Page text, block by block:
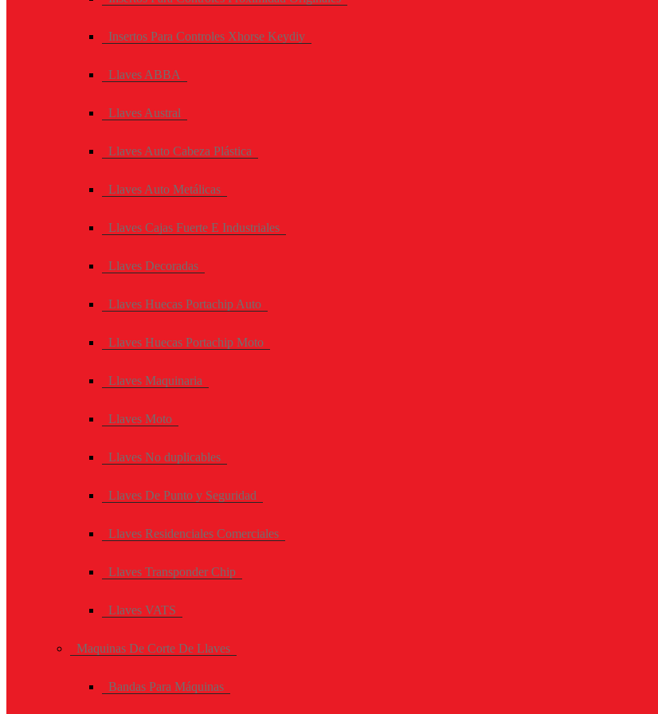
Insertos Para Controles Xhorse Keydiy
Llaves ABBA
Llaves Austral
Llaves Auto Cabeza Plástica
Llaves Auto Metálicas
Llaves Cajas Fuerte E Industriales
Llaves Decoradas
Llaves Huecas Portachip Auto
Llaves Huecas Portachip Moto
Llaves Maquinaria
Llaves Moto
Llaves No duplicables
Llaves De Punto y Seguridad
Llaves Residenciales Comerciales
Llaves Transponder Chip
Llaves VATS
Maquinas De Corte De Llaves
Bandas Para Máquinas